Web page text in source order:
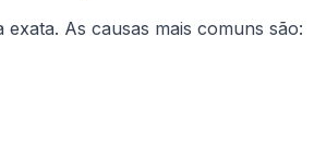
As causas mais comuns são: